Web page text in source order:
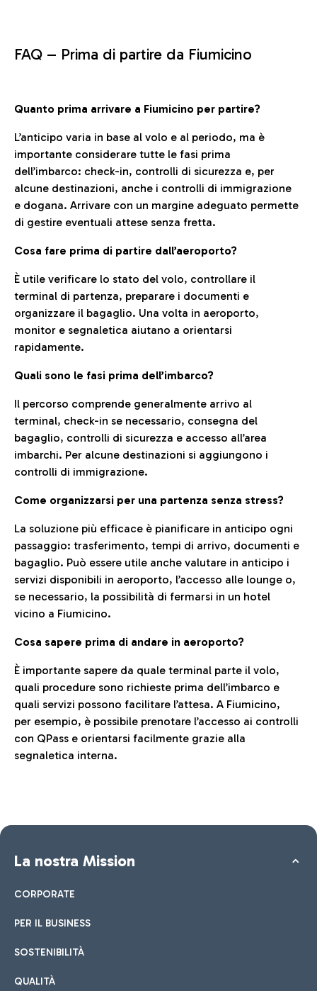
FAQ – Prima di partire da Fiumicino
Quanto prima arrivare a Fiumicino per partire?
L’anticipo varia in base al volo e al periodo, ma è
importante considerare tutte le fasi prima
dell’imbarco: check-in, controlli di sicurezza e, per
alcune destinazioni, anche i controlli di immigrazione
e dogana. Arrivare con un margine adeguato permette
di gestire eventuali attese senza fretta.
Cosa fare prima di partire dall’aeroporto?
È utile verificare lo stato del volo, controllare il
terminal di partenza, preparare i documenti e
organizzare il bagaglio. Una volta in aeroporto,
monitor e segnaletica aiutano a orientarsi
rapidamente.
Quali sono le fasi prima dell’imbarco?
Il percorso comprende generalmente arrivo al
terminal, check-in se necessario, consegna del
bagaglio, controlli di sicurezza e accesso all’area
imbarchi. Per alcune destinazioni si aggiungono i
controlli di immigrazione.
Come organizzarsi per una partenza senza stress?
La soluzione più efficace è pianificare in anticipo ogni
passaggio: trasferimento, tempi di arrivo, documenti e
bagaglio. Può essere utile anche valutare in anticipo i
servizi disponibili in aeroporto, l’accesso alle lounge o,
se necessario, la possibilità di fermarsi in un hotel
vicino a Fiumicino.
Cosa sapere prima di andare in aeroporto?
È importante sapere da quale terminal parte il volo,
quali procedure sono richieste prima dell’imbarco e
quali servizi possono facilitare l’attesa. A Fiumicino,
per esempio, è possibile prenotare l’accesso ai controlli
con QPass e orientarsi facilmente grazie alla
segnaletica interna.
La nostra Mission
CORPORATE
PER IL BUSINESS
SOSTENIBILITÀ
QUALITÀ